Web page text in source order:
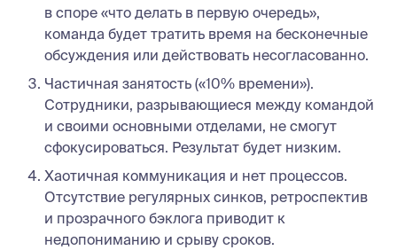
в споре «что делать в первую очередь»,
команда будет тратить время на бесконечные
обсуждения или действовать несогласованно.
Частичная занятость («10% времени»).
Сотрудники, разрывающиеся между командой
и своими основными отделами, не смогут
сфокусироваться. Результат будет низким.
Хаотичная коммуникация и нет процессов.
Отсутствие регулярных синков, ретроспектив
и прозрачного бэклога приводит к
недопониманию и срыву сроков.